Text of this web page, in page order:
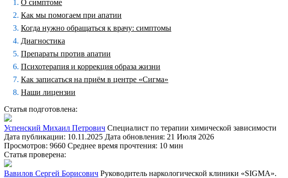
О симптоме
Как мы помогаем при апатии
Когда нужно обращаться к врачу: симптомы
Диагностика
Препараты против апатии
Психотерапия и коррекция образа жизни
Как записаться на приём в центре «Сигма»
Наши лицензии
Статья подготовлена:
Успенский Михаил Петрович Специалист по терапии химической зависимости
Дата публикации: 10.11.2025 Дата обновления: 21 Июля 2026
Просмотров: 9660 Среднее время прочтения: 10 мин
Статья проверена:
Вавилов Сергей Борисович Руководитель наркологической клиники «SIGMA».